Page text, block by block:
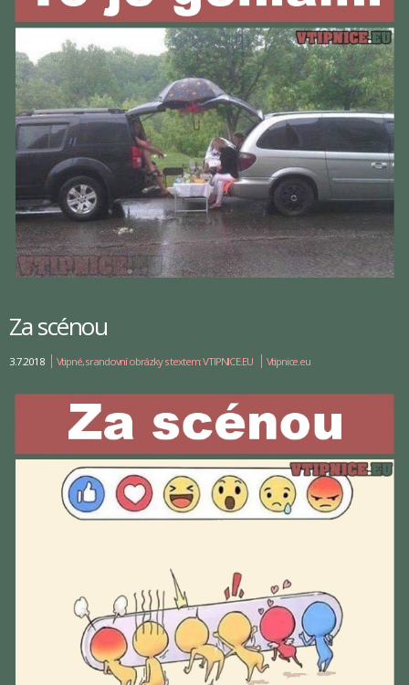
Za scénou
3.7.2018 Vtipné, srandovní obrázky s textem: VTIPNICE.EU Vtipnice.eu